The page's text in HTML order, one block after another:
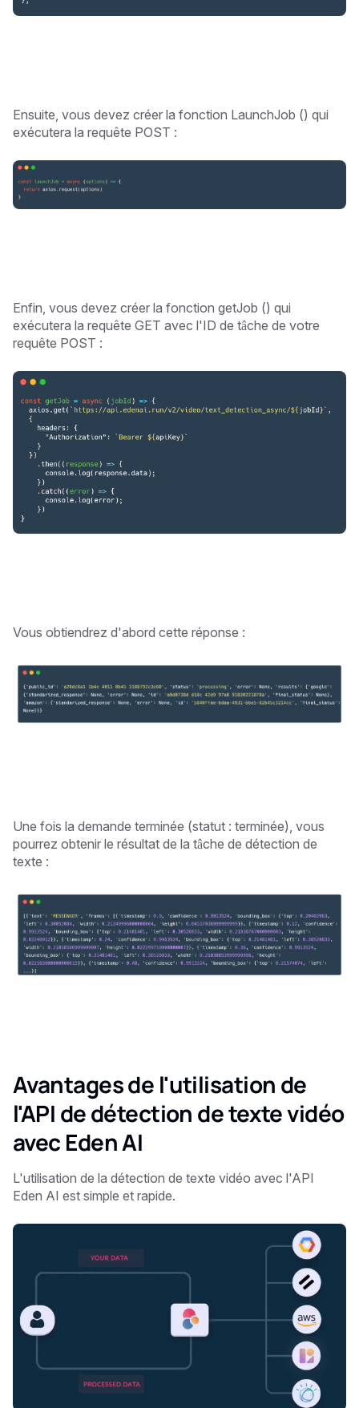
Ensuite, vous devez créer la fonction LaunchJob () qui
exécutera la requête POST :
Enfin, vous devez créer la fonction getJob () qui
exécutera la requête GET avec l'ID de tâche de votre
requête POST :
Vous obtiendrez d'abord cette réponse :
Une fois la demande terminée (statut : terminée), vous
pourrez obtenir le résultat de la tâche de détection de
texte :
Avantages de l'utilisation de
l'API de détection de texte vidéo
avec Eden AI
L'utilisation de la détection de texte vidéo avec l'API
Eden AI est simple et rapide.